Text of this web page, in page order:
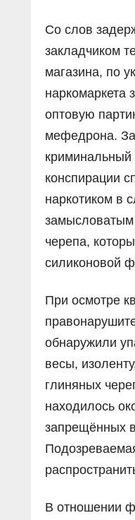
Со слов
закладчиком
магазина, по
наркомаркета
оптовую
мефедрона.
криминальный
конспирации
наркотиком в
черепа,
силиконовой
При осмотре
обнаружили
весы,
глиняных
находилось
запрещённых
В отношении